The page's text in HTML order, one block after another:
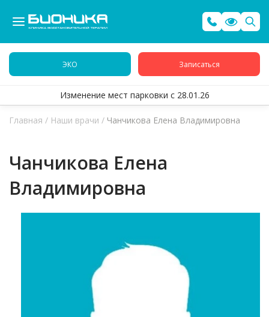
ЭКО Записаться
Изменение мест парковки с 28.01.26
Главная / Наши врачи / Чанчикова Елена Владимировна
Чанчикова Елена
Владимировна